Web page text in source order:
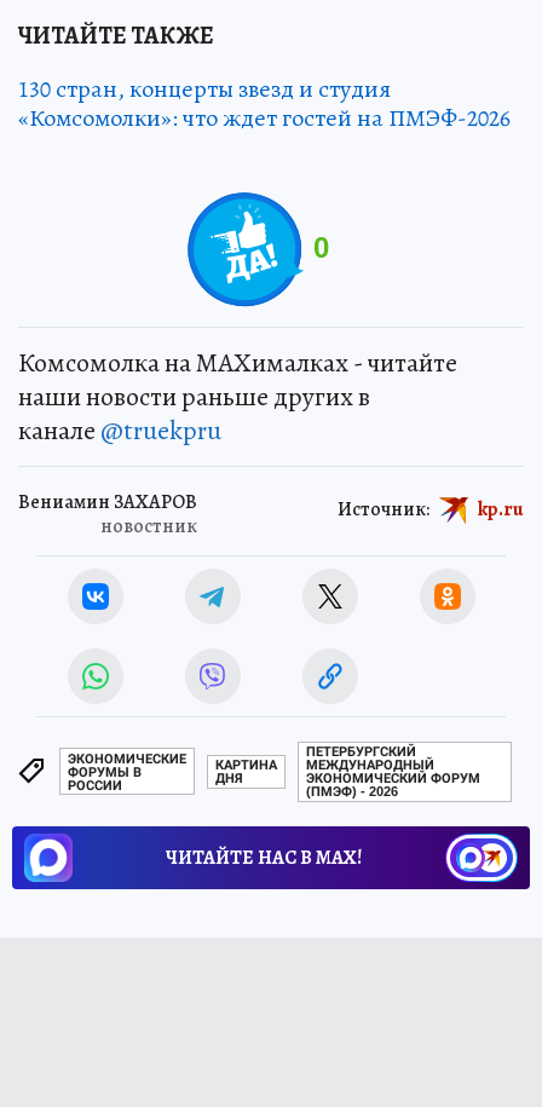
ЧИТАЙТЕ ТАКЖЕ
130 стран, концерты звезд и студия
«Комсомолки»: что ждет гостей на ПМЭФ-2026
0
Комсомолка на MAXималках - читайте
наши новости раньше других в
канале @truekpru
Вениамин ЗАХАРОВ
новостник
Источник: kp.ru
ЭКОНОМИЧЕСКИЕ
ФОРУМЫ В
РОССИИ
КАРТИНА
ДНЯ
ПЕТЕРБУРГСКИЙ
МЕЖДУНАРОДНЫЙ
ЭКОНОМИЧЕСКИЙ ФОРУМ
(ПМЭФ) - 2026
ЧИТАЙТЕ НАС В МАХ!